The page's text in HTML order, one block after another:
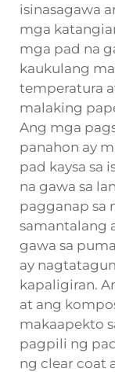
isinasagawa
mga
mga pad na
kaukulang
temperatura
malaking
Ang mga
panahon ay
pad kaysa sa
na gawa sa
pagganap sa
samantalang
gawa sa
ay
kapaligiran.
at ang
makaapekto
pagpili ng
ng clear coat